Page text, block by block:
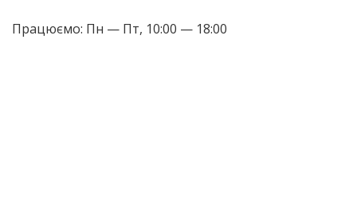
Працюємо: Пн — Пт, 10:00 — 18:00